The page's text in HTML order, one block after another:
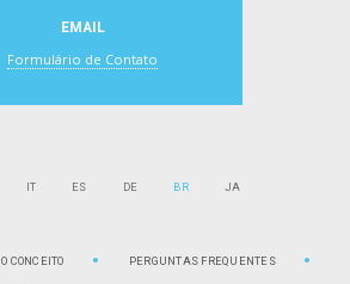
EMAIL
Formulário de Contato
IT ES DE BR JA
O CONCEITO PERGUNTAS FREQUENTES